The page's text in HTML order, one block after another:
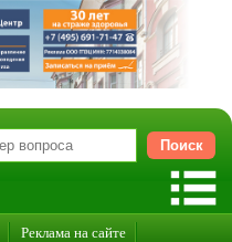
Реклама на сайте